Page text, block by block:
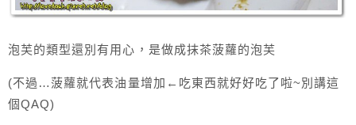
泡芙的類型還別有用心，是做成抹茶菠蘿的泡芙
(不過…菠蘿就代表油量增加←吃東西就好好吃了啦~別講這
個QAQ)